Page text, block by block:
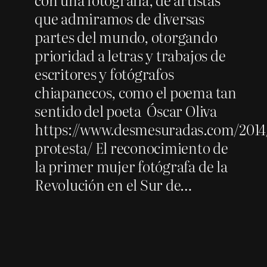
que admiramos de diversas
partes del mundo, otorgando
prioridad a letras y trabajos de
escritores y fotógrafos
chiapanecos, como el poema tan
sentido del poeta Óscar Oliva
https://www.desmesuradas.com/
protesta/ El reconocimiento de
la primer mujer fotógrafa de la
Revolución en el Sur de…